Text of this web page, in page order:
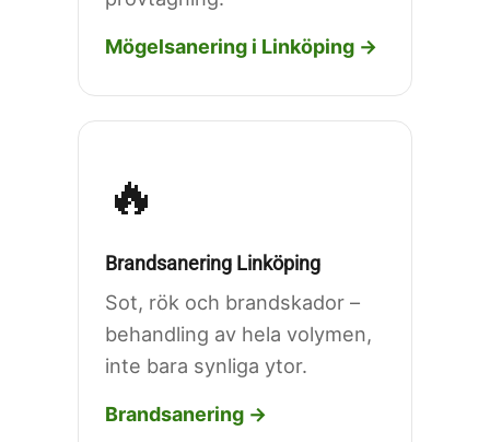
Mögelsanering i Linköping →
🔥
Brandsanering Linköping
Sot, rök och brandskador –
behandling av hela volymen,
inte bara synliga ytor.
Brandsanering →